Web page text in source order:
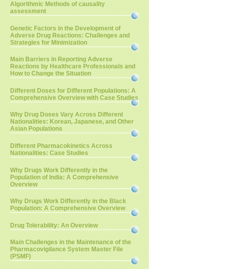
Algorithmic Methods of causality
assessment
Genetic Factors in the Development of
Adverse Drug Reactions: Challenges and
Strategies for Minimization
Main Barriers in Reporting Adverse
Reactions by Healthcare Professionals and
How to Change the Situation
Different Doses for Different Populations: A
Comprehensive Overview with Case Studies
Why Drug Doses Vary Across Different
Nationalities: Korean, Japanese, and Other
Asian Populations
Different Pharmacokinetics Across
Nationalities: Case Studies
Why Drugs Work Differently in the
Population of India: A Comprehensive
Overview
Why Drugs Work Differently in the Black
Population: A Comprehensive Overview
Drug Tolerability: An Overview
Main Challenges in the Maintenance of the
Pharmacovigilance System Master File
(PSMF)